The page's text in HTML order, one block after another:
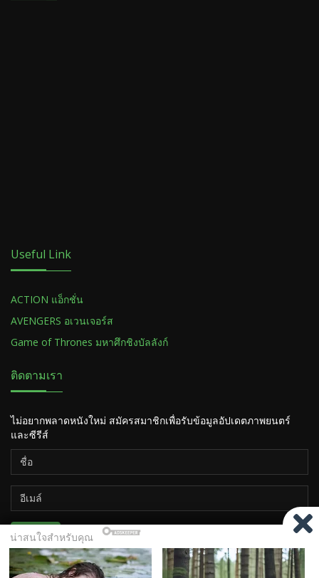
Useful Link
ACTION แอ็กชั่น
AVENGERS อเวนเจอร์ส
Game of Thrones มหาศึกชิงบัลลังก์
ติดตามเรา
ไม่อยากพลาดหนังใหม่ สมัครสมาชิกเพื่อรับข้อมูลอัปเดตภาพยนตร์
และซีรีส์
ติดตาม